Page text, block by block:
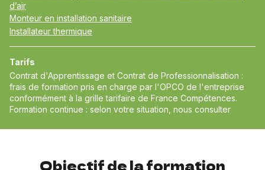
d’air
Monteur en installation sanitaire
Installateur thermique
Tarifs
Contrat d'Apprentissage et Contrat de Professionnalisation :
frais de formation pris en charge par l'OPCO de l'entreprise
conformément à la grille tarifaire de France Compétences.
Formation continue : selon votre situation, nous consulter
Objectif de la formation